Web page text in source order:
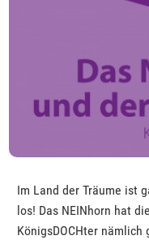
Im Land der Träume ist
los! Das NEINhorn hat die
KönigsDOCHter nämlich